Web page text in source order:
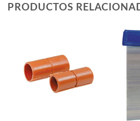
PRODUCTOS